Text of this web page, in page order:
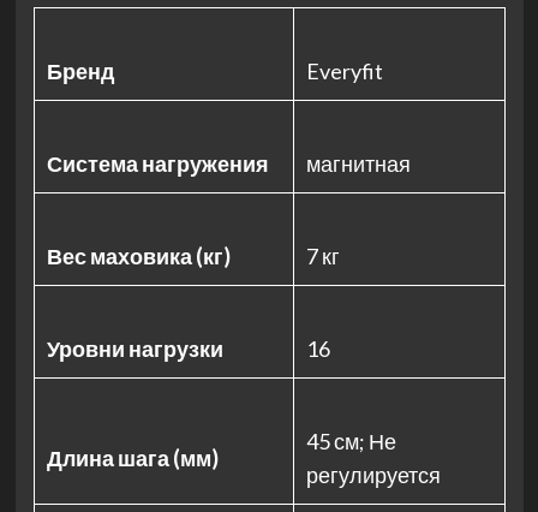
Бренд Everyfit
Система нагружения магнитная
Вес маховика (кг) 7 кг
Уровни нагрузки 16
Длина шага (мм)
45 см; Не
регулируется